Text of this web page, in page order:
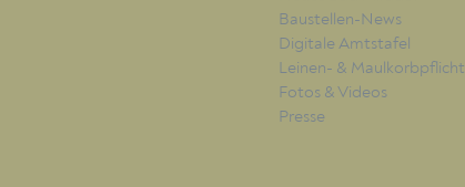
Baustellen-News
Digitale Amtstafel
Leinen- & Maulkorbpflicht
Fotos & Videos
Presse